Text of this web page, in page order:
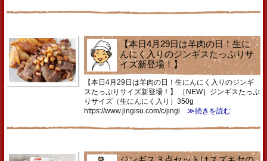
【本日4月29日は羊肉の日！生に
んにく入りのジンギスたっぷりサ
イズ新登場！】
【本日4月29日は羊肉の日！生にんにく入りのジンギ
スたっぷりサイズ新登場！】 ［NEW］ジンギスたっぷ
りサイズ（生にんにく入り）350g
https://www.jingisu.com/c/jingi
≫続きを読む